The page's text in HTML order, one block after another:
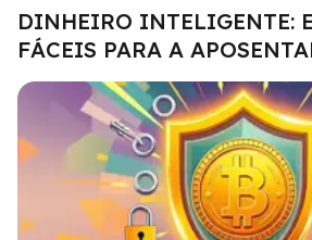
DINHEIRO INTELIGENTE:
FÁCEIS PARA A